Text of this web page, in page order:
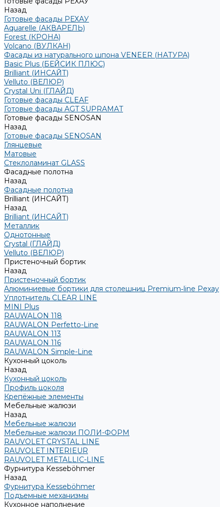
Назад
Готовые фасады РЕХАУ
Aquarelle (АКВАРЕЛЬ)
Forest (КРОНА)
Volcano (ВУЛКАН)
Фасады из натурального шпона VENEER (НАТУРА)
Basic Plus (БЕЙСИК ПЛЮС)
Brilliant (ИНСАЙТ)
Velluto (ВЕЛЮР)
Crystal Uni (ГЛАЙД)
Готовые фасады CLEAF
Готовые фасады AGT SUPRAMAT
Готовые фасады SENOSAN
Назад
Готовые фасады SENOSAN
Глянцевые
Матовые
Стеклоламинат GLASS
Фасадные полотна
Назад
Фасадные полотна
Brilliant (ИНСАЙТ)
Назад
Brilliant (ИНСАЙТ)
Металлик
Однотонные
Crystal (ГЛАЙД)
Velluto (ВЕЛЮР)
Пристеночный бортик
Назад
Пристеночный бортик
Алюминиевые бортики для столешниц Premium‑line Рехау
Уплотнитель CLEAR LINE
MINI Plus
RAUWALON 118
RAUWALON Perfetto-Line
RAUWALON 113
RAUWALON 116
RAUWALON Simple-Line
Кухонный цоколь
Назад
Кухонный цоколь
Профиль цоколя
Крепёжные элементы
Мебельные жалюзи
Назад
Мебельные жалюзи
Мебельные жалюзи ПОЛИ-ФОРМ
RAUVOLET CRYSTAL LINE
RAUVOLET INTERIEUR
RAUVOLET METALLIC-LINE
Фурнитура Kesseböhmer
Назад
Фурнитура Kesseböhmer
Подъемные механизмы
Кухонное наполнение